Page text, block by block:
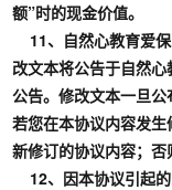
额”时的现金价值。
11、自然心教育爱
改文本将公告于自然
公告。修改文本一旦公
若您在本协议内容发
新修订的协议内容；否
12、因本协议引起